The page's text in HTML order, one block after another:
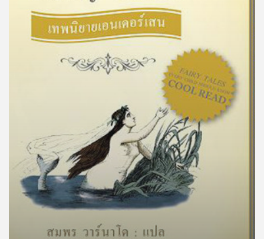
เพลง
เกี่ยว
กับ